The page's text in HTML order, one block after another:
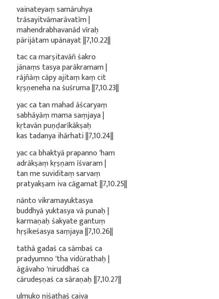
vainateyaṃ samāruhya
trāsayitvāmarāvatīm |
mahendrabhavanād vīraḥ
pārijātam upānayat ||7,10.22||
tac ca marṣitavāñ śakro
jānaṃs tasya parākramam |
rājñāṃ cāpy ajitaṃ kaṃ cit
kṛṣṇeneha na śuśruma ||7,10.23||
yac ca tan mahad āścaryaṃ
sabhāyāṃ mama saṃjaya |
kṛtavān puṇḍarīkākṣaḥ
kas tadanya ihārhati ||7,10.24||
yac ca bhaktyā prapanno 'ham
adrākṣaṃ kṛṣṇam īśvaram |
tan me suviditaṃ sarvaṃ
pratyakṣam iva cāgamat ||7,10.25||
nānto vikramayuktasya
buddhyā yuktasya vā punaḥ |
karmaṇaḥ śakyate gantuṃ
hṛṣīkeśasya saṃjaya ||7,10.26||
tathā gadaś ca sāmbaś ca
pradyumno 'tha vidūrathaḥ |
āgāvaho 'niruddhaś ca
cārudeṣṇaś ca sāraṇaḥ ||7,10.27||